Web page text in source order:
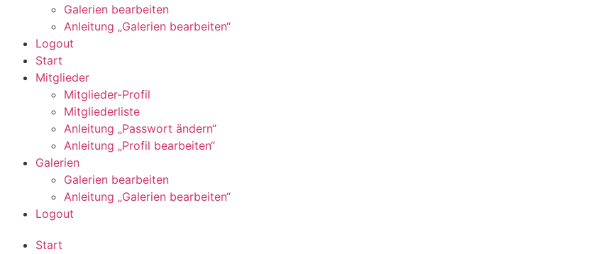
Galerien bearbeiten
Anleitung „Galerien bearbeiten“
Logout
Start
Mitglieder
Mitglieder-Profil
Mitgliederliste
Anleitung „Passwort ändern“
Anleitung „Profil bearbeiten“
Galerien
Galerien bearbeiten
Anleitung „Galerien bearbeiten“
Logout
Start